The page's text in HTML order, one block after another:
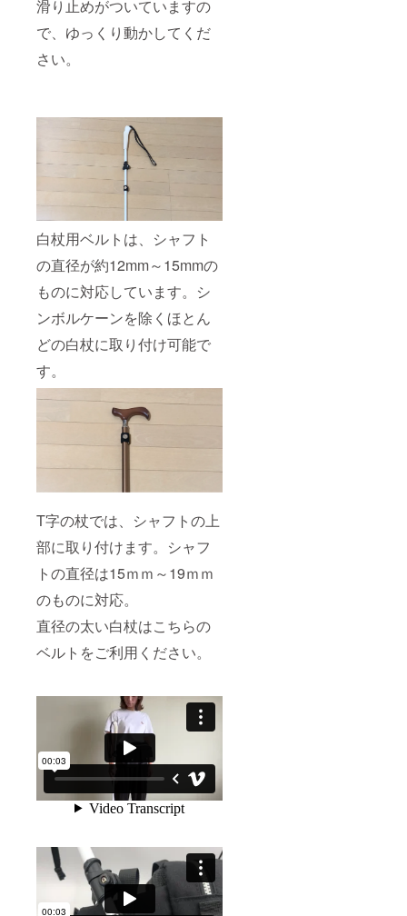
滑り止めがついていますの
で、ゆっくり動かしてくだ
さい。
白杖用ベルトは、シャフト
の直径が約12mm～15mmの
ものに対応しています。シ
ンボルケーンを除くほとん
どの白杖に取り付け可能で
す。
T字の杖では、シャフトの上
部に取り付けます。シャフ
トの直径は15ｍｍ～19ｍｍ
のものに対応。
直径の太い白杖はこちらの
ベルトをご利用ください。